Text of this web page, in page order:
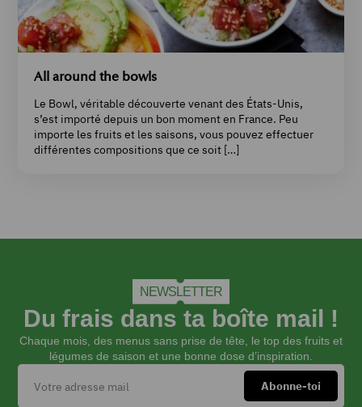
All around the bowls
Le Bowl, véritable découverte venant des États-Unis,
s’est importé depuis un bon moment en France. Peu
importe les fruits et les saisons, vous pouvez effectuer
différentes compositions que ce soit […]
NEWSLETTER
Du frais dans ta boîte mail !
Chaque mois, des menus sans prise de tête, le top des fruits et
légumes de saison et une bonne dose d’inspiration.